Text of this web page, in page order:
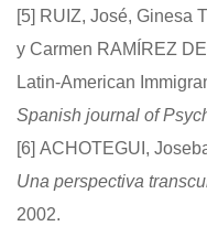
[5] RUIZ, José, Ginesa
y Carmen RAMÍREZ
Latin-American
Spanish journal of
[6] ACHOTEGUI,
Una perspectiva
2002.